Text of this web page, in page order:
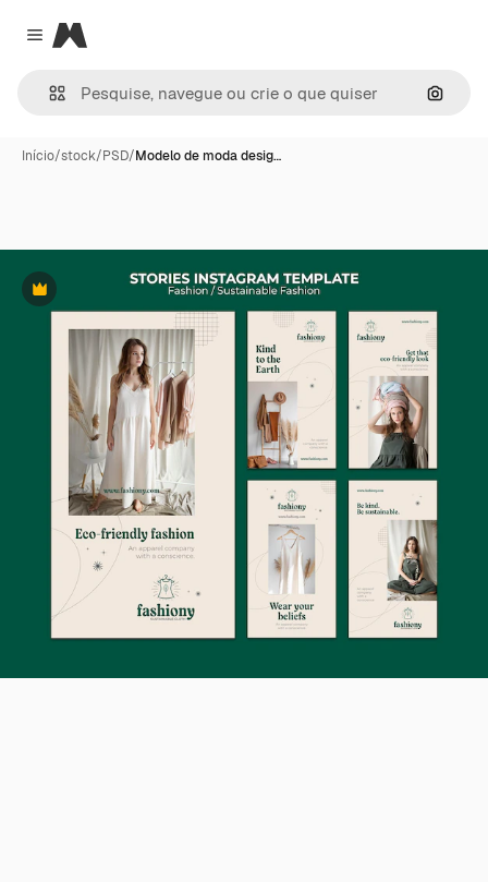
Close menu
Magnific
Início/stock/PSD/Modelo de moda desig…
Premium